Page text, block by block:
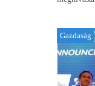
Gazdaság